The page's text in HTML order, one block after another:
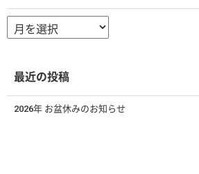
ー
ブ
最近の投稿
2026年 お盆休みのお知らせ